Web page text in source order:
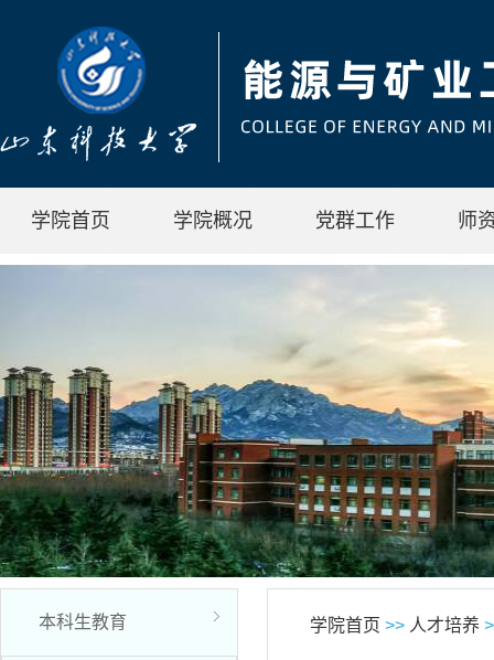
学院首页 学院概况 党群工作 师
本科生教育 学院首页 >> 人才培养